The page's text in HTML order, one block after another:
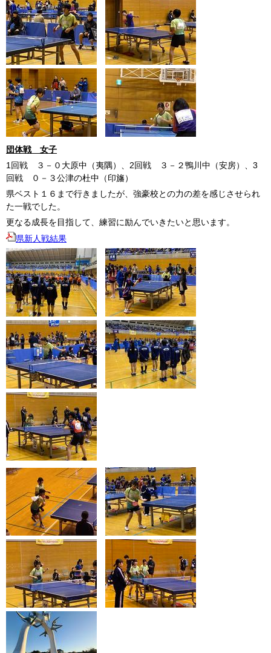
団体戦 女子
1回戦 ３－０大原中（夷隅）、2回戦 ３－２鴨川中（安房）、3
回戦 ０－３公津の杜中（印旛）
県ベスト１６まで行きましたが、強豪校との力の差を感じさせられ
た一戦でした。
更なる成長を目指して、練習に励んでいきたいと思います。
県新人戦結果